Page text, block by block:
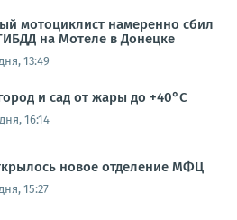
мотоциклист намеренно сбил
на Мотеле в Донецке
13:49
и сад от жары до +40°C
16:14
новое отделение МФЦ
15:27